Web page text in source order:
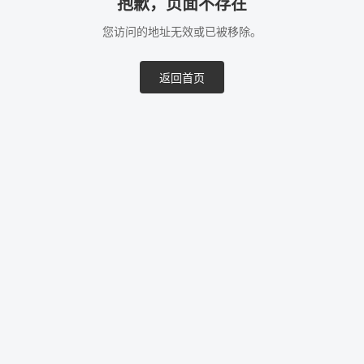
抱歉，页面不存在
您访问的地址无效或已被移除。
返回首页